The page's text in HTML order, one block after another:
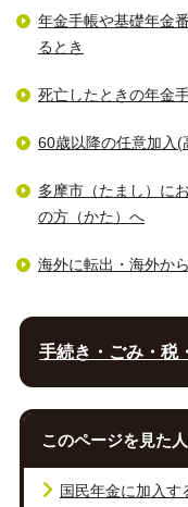
年金手帳や基礎年金
るとき
死亡したときの年金
60歳以降の任意加入(
多摩市（たまし）に
の方（かた）へ
海外に転出・海外か
手続き・ごみ・税
このページを見た
国民年金に加入す